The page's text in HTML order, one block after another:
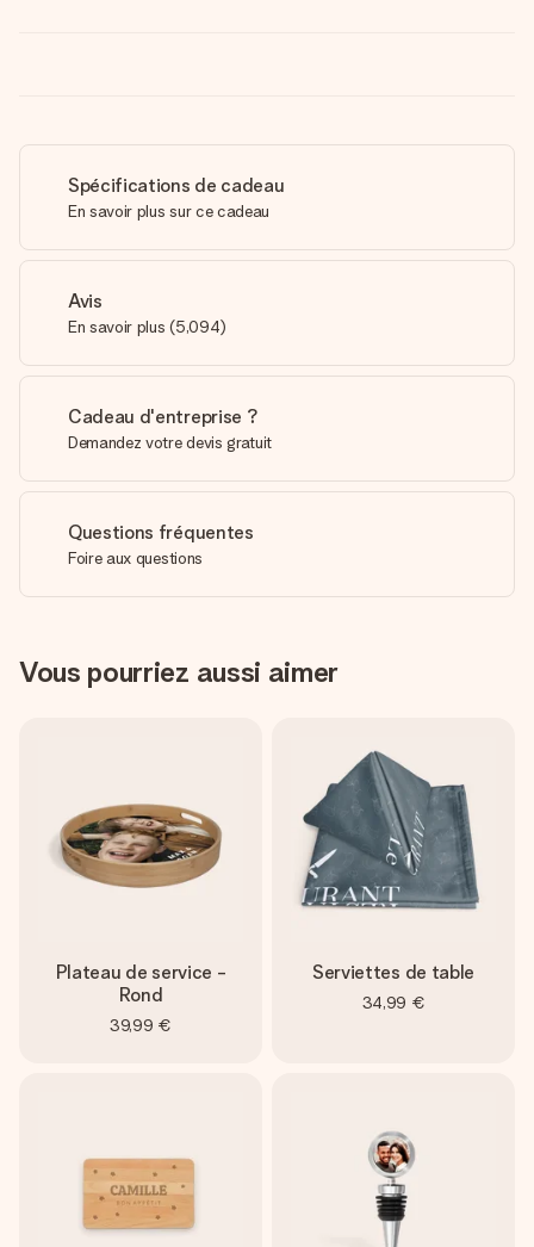
Spécifications de cadeau
En savoir plus sur ce cadeau
Avis
En savoir plus (5,094)
Cadeau d'entreprise ?
Demandez votre devis gratuit
Questions fréquentes
Foire aux questions
Vous pourriez aussi aimer
Plateau de service -
Rond
39,99 €
Serviettes de table
34,99 €